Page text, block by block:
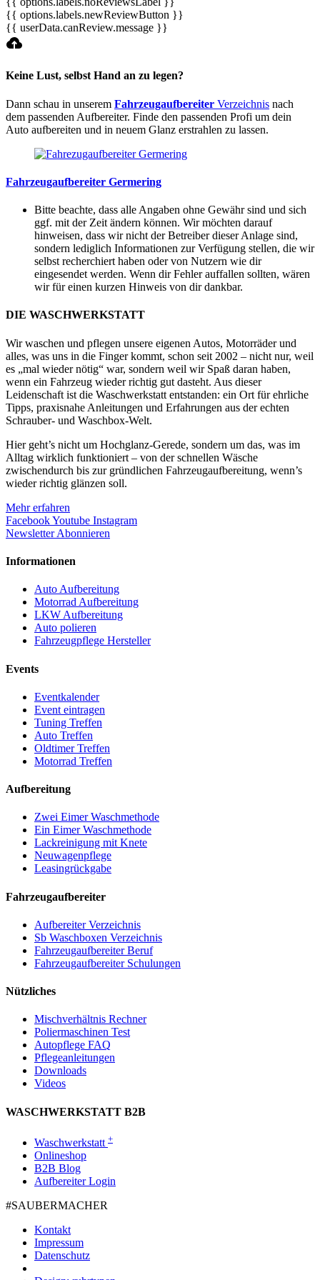
{{ options.labels.newReviewButton }}
{{ userData.canReview.message }}
Keine Lust, selbst Hand an zu legen?
Dann schau in unserem Fahrzeugaufbereiter Verzeichnis nach
dem passenden Aufbereiter. Finde den passenden Profi um dein
Auto aufbereiten und in neuem Glanz erstrahlen zu lassen.
Fahrzeugaufbereiter Germering
Bitte beachte, dass alle Angaben ohne Gewähr sind und sich
ggf. mit der Zeit ändern können. Wir möchten darauf
hinweisen, dass wir nicht der Betreiber dieser Anlage sind,
sondern lediglich Informationen zur Verfügung stellen, die wir
selbst recherchiert haben oder von Nutzern wie dir
eingesendet werden. Wenn dir Fehler auffallen sollten, wären
wir für einen kurzen Hinweis von dir dankbar.
DIE WASCHWERKSTATT
Wir waschen und pflegen unsere eigenen Autos, Motorräder und
alles, was uns in die Finger kommt, schon seit 2002 – nicht nur, weil
es „mal wieder nötig“ war, sondern weil wir Spaß daran haben,
wenn ein Fahrzeug wieder richtig gut dasteht. Aus dieser
Leidenschaft ist die Waschwerkstatt entstanden: ein Ort für ehrliche
Tipps, praxisnahe Anleitungen und Erfahrungen aus der echten
Schrauber- und Waschbox-Welt.
Hier geht’s nicht um Hochglanz-Gerede, sondern um das, was im
Alltag wirklich funktioniert – von der schnellen Wäsche
zwischendurch bis zur gründlichen Fahrzeugaufbereitung, wenn’s
wieder richtig glänzen soll.
Mehr erfahren
FacebookYoutube Instagram
Newsletter Abonnieren
Informationen
Auto Aufbereitung
Motorrad Aufbereitung
LKW Aufbereitung
Auto polieren
Fahrzeugpflege Hersteller
Events
Eventkalender
Event eintragen
Tuning Treffen
Auto Treffen
Oldtimer Treffen
Motorrad Treffen
Aufbereitung
Zwei Eimer Waschmethode
Ein Eimer Waschmethode
Lackreinigung mit Knete
Neuwagenpflege
Leasingrückgabe
Fahrzeugaufbereiter
Aufbereiter Verzeichnis
Sb Waschboxen Verzeichnis
Fahrzeugaufbereiter Beruf
Fahrzeugaufbereiter Schulungen
Nützliches
Mischverhältnis Rechner
Poliermaschinen Test
Autopflege FAQ
Pflegeanleitungen
Downloads
Videos
WASCHWERKSTATT B2B
Waschwerkstatt +
Onlineshop
B2B Blog
Aufbereiter Login
#SAUBER­MACHER
Kontakt
Impressum
Datenschutz